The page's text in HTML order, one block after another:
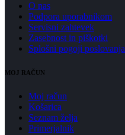
O nas
Podpora uporabnikom
Servisni zahtevek
Zasebnost in piškotki
Splošni pogoji poslovanja
MOJ RAČUN
Moj račun
Košarica
Seznam želja
Primerjalnik